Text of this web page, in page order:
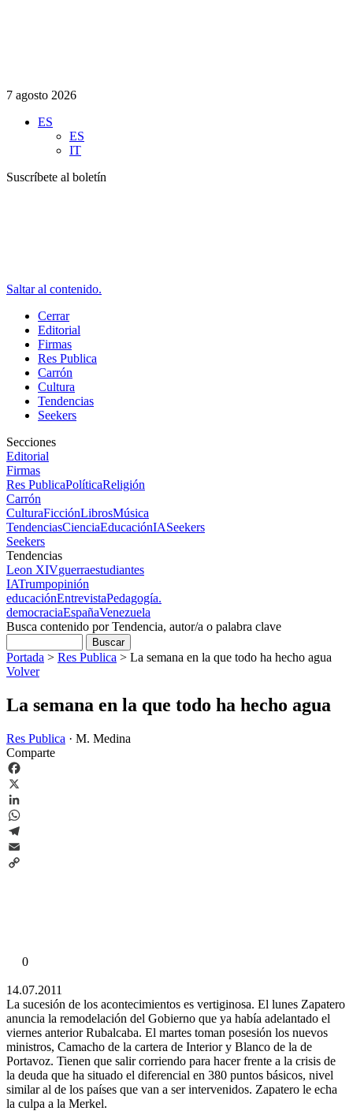
7 agosto 2026
ES
ES
IT
Suscríbete al boletín
Saltar al contenido.
Cerrar
Editorial
Firmas
Res Publica
Carrón
Cultura
Tendencias
Seekers
Secciones
Editorial
Firmas
Res PublicaPolíticaReligión
Carrón
CulturaFicciónLibrosMúsica
TendenciasCienciaEducaciónIASeekers
Seekers
Tendencias
Leon XIVguerraestudiantes
IATrumpopinión
educaciónEntrevistaPedagogía.
democraciaEspañaVenezuela
Busca contenido por Tendencia, autor/a o palabra clave
Portada > Res Publica > La semana en la que todo ha hecho agua
Volver
La semana en la que todo ha hecho agua
Res Publica · M. Medina
Comparte
Facebook
X
LinkedIn
WhatsApp
Telegram
Email
0
14.07.2011
La sucesión de los acontecimientos es vertiginosa. El lunes Zapatero
anuncia la remodelación del Gobierno que ya había adelantado el
viernes anterior Rubalcaba. El martes toman posesión los nuevos
ministros, Camacho de la cartera de Interior y Blanco de la de
Portavoz. Tienen que salir corriendo para hacer frente a la crisis de
la deuda que ha situado el diferencial en 380 puntos básicos, nivel
similar al de los países que van a ser intervenidos. Zapatero le echa
la culpa a la Merkel.